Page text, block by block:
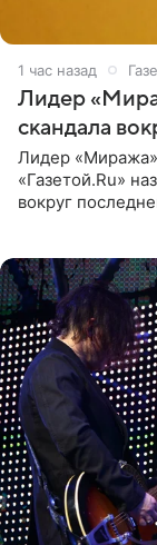
1 час назад
Лидер
скандала
Лидер
«Газетой.Ru»
вокруг